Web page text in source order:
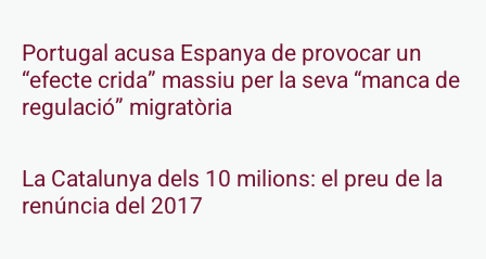
Portugal acusa Espanya de provocar un
“efecte crida” massiu per la seva “manca de
regulació” migratòria
La Catalunya dels 10 milions: el preu de la
renúncia del 2017